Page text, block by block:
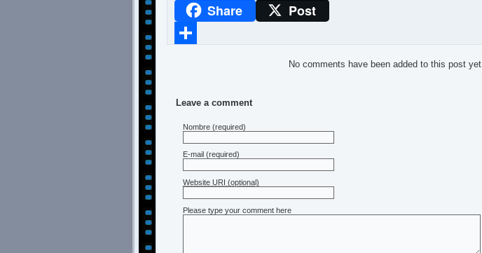
WhatsAppShare Post
No comments have been added to this post yet.
Leave a comment
Nombre (required)
E-mail (required)
Website URI (optional)
Please type your comment here